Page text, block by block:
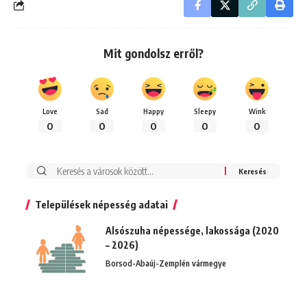
Mit gondolsz erről?
Love
0
Sad
0
Happy
0
Sleepy
0
Wink
0
Keresés:
Települések népesség adatai
Alsószuha népessége, lakossága (2020
– 2026)
Borsod-Abaúj-Zemplén vármegye